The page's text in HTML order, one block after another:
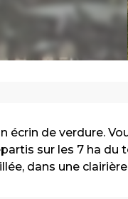
écrin de verdure.
sur les 7 ha du
dans une